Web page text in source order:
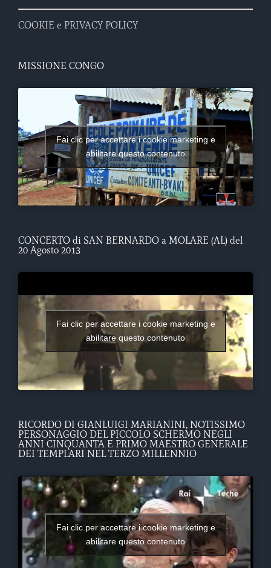
COOKIE e PRIVACY POLICY
MISSIONE CONGO
Fai clic per accettare i cookie marketing e
abilitare questo contenuto
CONCERTO di SAN BERNARDO a MOLARE (AL) del
20 Agosto 2013
Fai clic per accettare i cookie marketing e
abilitare questo contenuto
RICORDO DI GIANLUIGI MARIANINI, NOTISSIMO
PERSONAGGIO DEL PICCOLO SCHERMO NEGLI
ANNI CINQUANTA E PRIMO MAESTRO GENERALE
DEI TEMPLARI NEL TERZO MILLENNIO
Fai clic per accettare i cookie marketing e
abilitare questo contenuto